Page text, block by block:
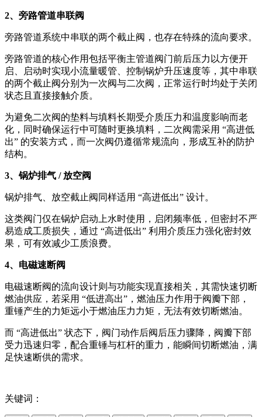
2、旁路管道串联阀
旁路管道系统中串联的两个截止阀，也存在特殊的流向要求。
旁路管道的核心作用包括平衡主管道阀门前后压力以方便开
启、启动时实现小流量暖管、控制锅炉升压速度等，其中串联
的两个截止阀分别为一次阀与二次阀，正常运行时均处于关闭
状态且直接接触介质。
为避免二次阀的垫料与填料长期受介质压力和温度影响而老
化，同时确保运行中可随时更换填料，二次阀需采用 “高进低
出” 的安装方式，而一次阀仍遵循常规流向，形成互补的防护
结构。
3、锅炉排气 / 放空阀
锅炉排气、放空截止阀同样适用 “高进低出” 设计。
这类阀门仅在锅炉启动上水时使用，启闭频率低，但密封不严
易造成工质损失，通过 “高进低出” 利用介质压力强化密封效
果，可有效减少工质浪费。
4、电磁速断阀
电磁速断阀的流向设计则与功能实现直接相关，其需快速切断
燃油供应，若采用 “低进高出”，燃油压力作用于阀瓣下部，
重锤产生的力矩远小于燃油压力力矩，无法有效切断燃油。
而 “高进低出” 状态下，阀门动作后阀后压力骤降，阀瓣下部
受力迅速归零，配合重锤与杠杆的重力，能瞬间切断燃油，满
足快速断供的需求。
关键词：